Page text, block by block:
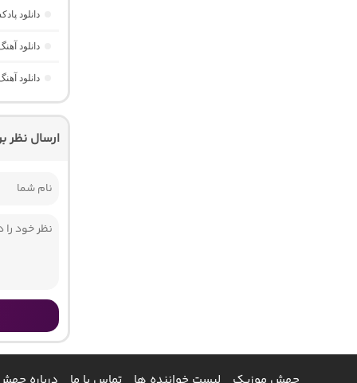
دانلود پادکست ام کو 42
دانلود آهنگ مینی کست 6
دانلود آهنگ موزیک باکس 38
ارسال نظر